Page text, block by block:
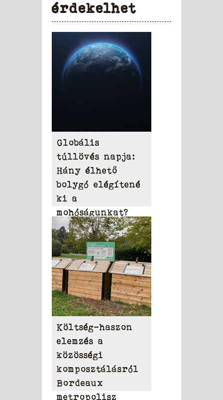
érdekelhet
Globális
túllövés napja:
Hány élhető
bolygó elégítené
ki a
mohóságunkat?
Költség-haszon
elemzés a
közösségi
komposztálásról
Bordeaux
metropolisz